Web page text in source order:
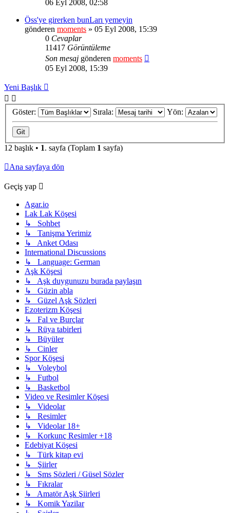
06 Eyl 2008, 02:58
Öss'ye girerken bunLarı yemeyin
gönderen moments » 05 Eyl 2008, 15:39
0 Cevaplar
11417 Görüntüleme
Son mesaj gönderen moments
05 Eyl 2008, 15:39
Yeni Başlık
Göster: Sırala: Yön:
12 başlık • 1. sayfa (Toplam 1 sayfa)
Ana sayfaya dön
Geçiş yap
Agar.io
Lak Lak Köşesi
↳ Sohbet
↳ Tanişma Yerimiz
↳ Anket Odası
International Discussions
↳ Language: German
Aşk Köşesi
↳ Aşk duygunuzu burada paylaşın
↳ Güzin abla
↳ Güzel Aşk Sözleri
Ezoterizm Köşesi
↳ Fal ve Burçlar
↳ Rüya tabirleri
↳ Büyüler
↳ Cinler
Spor Köşesi
↳ Voleybol
↳ Futbol
↳ Basketbol
Video ve Resimler Köşesi
↳ Videolar
↳ Resimler
↳ Videolar 18+
↳ Korkunç Resimler +18
Edebiyat Köşesi
↳ Türk kitap evi
↳ Şiirler
↳ Sms Sözleri / Güsel Sözler
↳ Fıkralar
↳ Amatör Aşk Şiirleri
↳ Komik Yazilar